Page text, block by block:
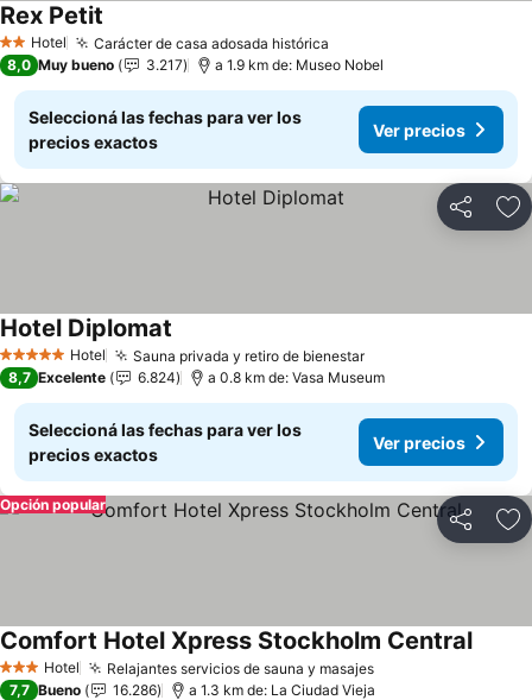
2 Estrellas
Hotel Carácter de casa adosada histórica
Rex Petit
8,0 Muy bueno 3.217 a 1.9 km de: Museo Nobel
Seleccioná las fechas para ver los
precios exactos
Ver precios
Compartir
5 Estrellas Hotel Sauna privada y retiro de bienestar
Hotel Diplomat
8,7 Excelente 6.824 a 0.8 km de: Vasa Museum
Seleccioná las fechas para ver los
precios exactos
Ver precios
Compartir
Opción popular
3 Estrellas
Hotel Relajantes servicios de sauna y masajes
Comfort Hotel Xpress Stockholm Central
7,7 Bueno 16.286 a 1.3 km de: La Ciudad Vieja